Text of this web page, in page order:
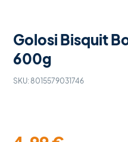
Golosi Bisquit
600g
SKU:8015579031746